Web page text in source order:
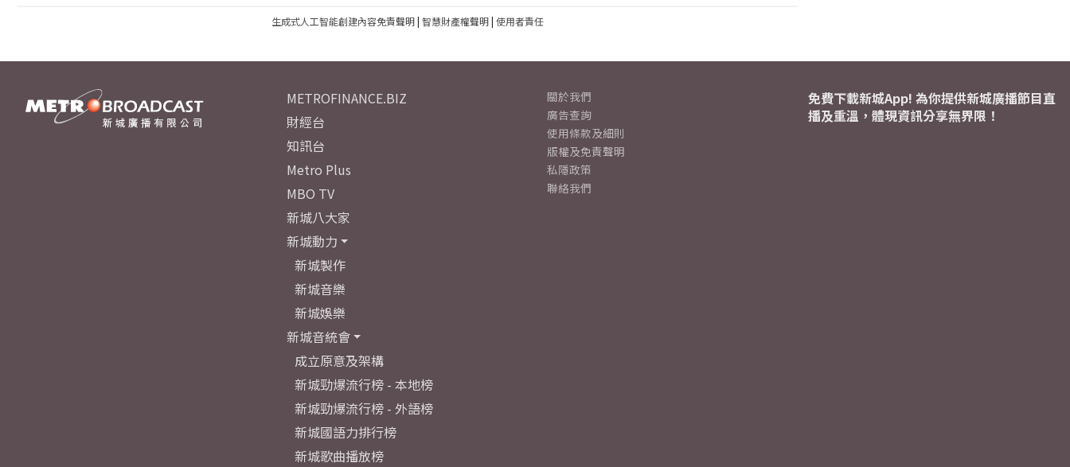
生成式人工智能創建內容免責聲明| 智慧財產權聲明| 使用者責任
METROFINANCE.BIZ
財經台
知訊台
Metro Plus
MBO TV
新城八大家
新城動力
新城製作
新城音樂
新城娛樂
新城音統會
成立原意及架構
新城勁爆流行榜 - 本地榜
新城勁爆流行榜 - 外語榜
新城國語力排行榜
新城歌曲播放榜
關於我們
廣告查詢
使用條款及細則
版權及免責聲明
私隱政策
聯絡我們
免費下載新城App! 為你提供新城廣播節目直
播及重溫，體現資訊分享無界限！